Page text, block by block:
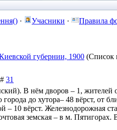
· Учасники · Правила
губернии, 1900 (Список
31
В нём дворов – 1,
до хутора– 48 вёрст, от
– 10 вёрст. Железнодорожная
земская – в м.